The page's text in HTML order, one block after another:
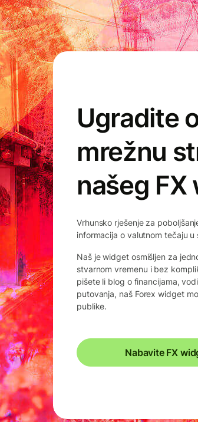
Ugradite
mrežnu
našeg
Vrhunsko rješenje za
informacija o valutnom tečaju
Naš je widget osmišljen za
stvarnom vremenu i bez
pišete li blog o financijama,
putovanja, naš Forex widget
publike.
Nabavite FX